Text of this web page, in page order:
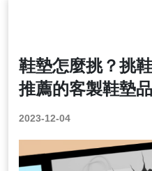
鞋墊怎麼挑？挑
推薦的客製鞋墊
2023-12-04